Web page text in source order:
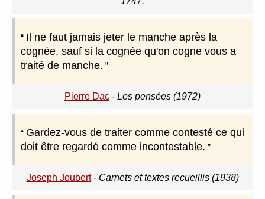
Il ne faut jamais jeter le manche après la
cognée, sauf si la cognée qu'on cogne vous a
traité de manche.
Pierre Dac - Les pensées (1972)
Gardez-vous de traiter comme contesté ce qui
doit être regardé comme incontestable.
Joseph Joubert- Carnets et textes recueillis (1938)